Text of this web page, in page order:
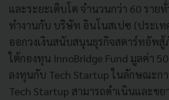
และระยะเติบโต จำนวนกว่า 60 ราย
ทำงานกับ บริษัท อินโนสเปซ (ประเท
ออกวงเงินสนับสนุนธุรกิจสตาร์ทอัพสู้
ใต้กองทุน InnoBridge Fund มูลค่า
ลงทุนกับ Tech Startup ในลักษณะก
Tech Startup สามารถดำเนินและขย